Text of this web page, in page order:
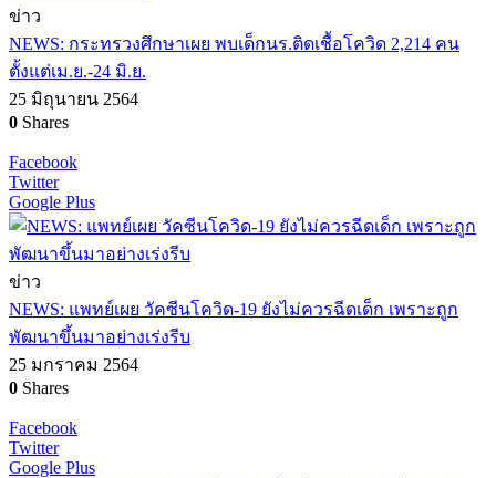
ข่าว
NEWS: กระทรวงศึกษาเผย พบเด็กนร.ติดเชื้อโควิด 2,214 คน
ตั้งแต่เม.ย.-24 มิ.ย.
25 มิถุนายน 2564
0 Shares
Facebook
Twitter
Google Plus
ข่าว
NEWS: แพทย์เผย วัคซีนโควิด-19 ยังไม่ควรฉีดเด็ก เพราะถูก
พัฒนาขึ้นมาอย่างเร่งรีบ
25 มกราคม 2564
0 Shares
Facebook
Twitter
Google Plus